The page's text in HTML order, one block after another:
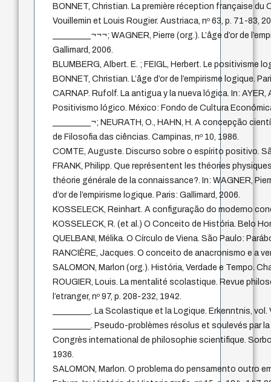
BONNET, Christian. La première réception française du
Vouillemin et Louis Rougier. Austriaca, nº 63, p. 71-83,
_________¬¬¬; WAGNER, Pierre (org.). L’âge d’or de
Gallimard, 2006.
BLUMBERG, Albert. E. ; FEIGL, Herbert. Le positivisme
BONNET, Christian. L’âge d’or de l’empirisme logique.
CARNAP. Rufolf. La antigua y la nueva lógica. In: AYER,
Positivismo lógico. México: Fondo de Cultura
_________¬; NEURATH, O., HAHN, H. A concepção
de Filosofia das ciências. Campinas, nº 10, 1986.
COMTE, Auguste. Discurso sobre o espírito positivo.
FRANK, Philipp. Que représentent les théories
théorie générale de la connaissance?. In: WAGNER,
d’or de l’empirisme logique. Paris: Gallimard, 2006.
KOSSELECK, Reinhart. A configuração do moderno
KOSSELECK, R. (et al.) O Conceito de História. Belo
QUELBANI, Mélika. O Círculo de Viena. São Paulo:
RANCIÈRE, Jacques. O conceito de anacronismo e a
SALOMON, Marlon (org.). História, Verdade e Tempo.
ROUGIER, Louis. La mentalité scolastique. Revue
l’etranger, nº 97, p. 208-232, 1942.
_________. La Scolastique et la Logique. Erkenntnis, vol.
_________. Pseudo-problèmes résolus et soulevés par
Congrès international de philosophie scientifique.
1936.
SALOMON, Marlon. O problema do pensamento outro